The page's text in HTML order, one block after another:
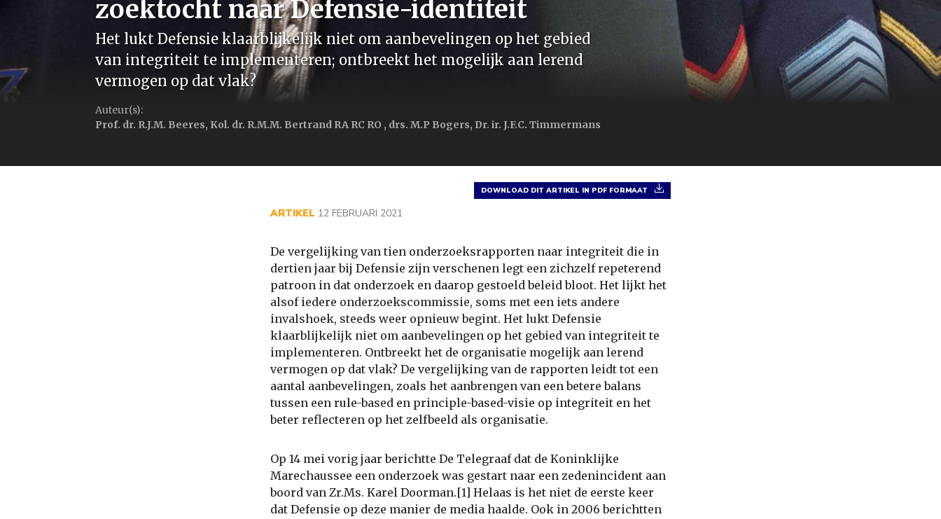
zoektocht naar Defensie-identiteit
Het lukt Defensie klaarblijkelijk niet om aanbevelingen op het gebied
van integriteit te implementeren; ontbreekt het mogelijk aan lerend
vermogen op dat vlak?
Auteur(s):
Prof. dr. R.J.M. Beeres, Kol. dr. R.M.M. Bertrand RA RC RO , drs. M.P Bogers, Dr. ir. J.F.C. Timmermans
DOWNLOAD DIT ARTIKEL IN PDF FORMAAT
ARTIKEL 12 FEBRUARI 2021
De vergelijking van tien onderzoeksrapporten naar integriteit die in
dertien jaar bij Defensie zijn verschenen legt een zichzelf repeterend
patroon in dat onderzoek en daarop gestoeld beleid bloot. Het lijkt het
alsof iedere onderzoekscommissie, soms met een iets andere
invalshoek, steeds weer opnieuw begint. Het lukt Defensie
klaarblijkelijk niet om aanbevelingen op het gebied van integriteit te
implementeren. Ontbreekt het de organisatie mogelijk aan lerend
vermogen op dat vlak? De vergelijking van de rapporten leidt tot een
aantal aanbevelingen, zoals het aanbrengen van een betere balans
tussen een rule-based en principle-based-visie op integriteit en het
beter reflecteren op het zelfbeeld als organisatie.
Op 14 mei vorig jaar berichtte De Telegraaf dat de Koninklijke
Marechaussee een onderzoek was gestart naar een zedenincident aan
boord van Zr.Ms. Karel Doorman.[1] Helaas is het niet de eerste keer
dat Defensie op deze manier de media haalde. Ook in 2006 berichtten